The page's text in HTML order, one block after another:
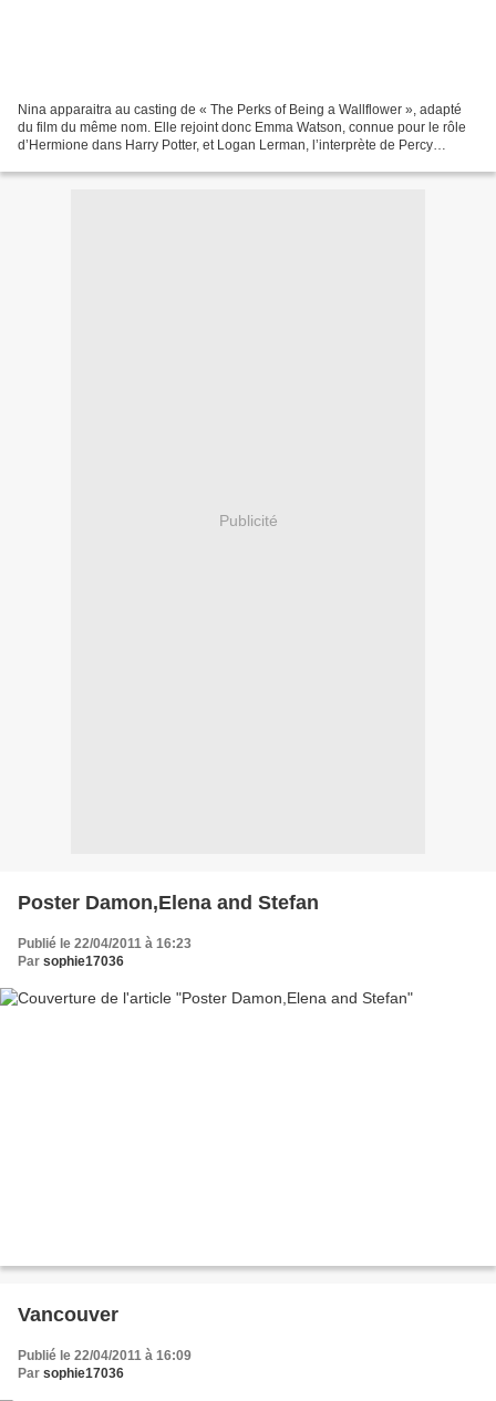
Nina apparaitra au casting de « The Perks of Being a Wallflower », adapté
du film du même nom. Elle rejoint donc Emma Watson, connue pour le rôle
d’Hermione dans Harry Potter, et Logan Lerman, l’interprète de Percy
Publicité
Poster Damon,Elena and Stefan
Publié le 22/04/2011 à 16:23
Par sophie17036
Vancouver
Publié le 22/04/2011 à 16:09
Par sophie17036